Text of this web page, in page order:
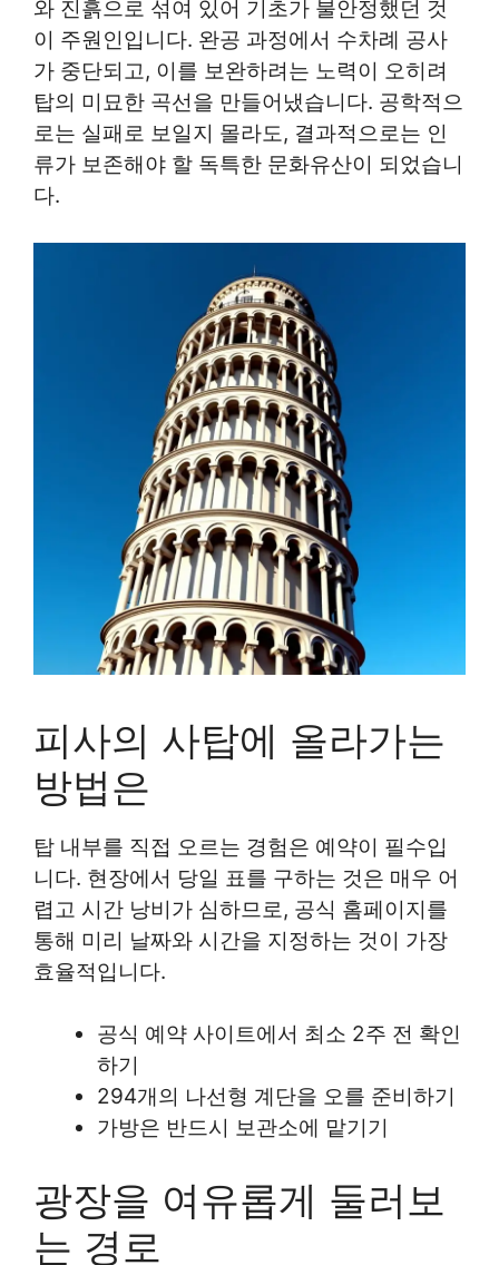
와 진흙으로 섞여 있어 기초가 불안정했던 것
이 주원인입니다. 완공 과정에서 수차례 공사
가 중단되고, 이를 보완하려는 노력이 오히려
탑의 미묘한 곡선을 만들어냈습니다. 공학적으
로는 실패로 보일지 몰라도, 결과적으로는 인
류가 보존해야 할 독특한 문화유산이 되었습니
다.
피사의 사탑에 올라가는
방법은
탑 내부를 직접 오르는 경험은 예약이 필수입
니다. 현장에서 당일 표를 구하는 것은 매우 어
렵고 시간 낭비가 심하므로, 공식 홈페이지를
통해 미리 날짜와 시간을 지정하는 것이 가장
효율적입니다.
공식 예약 사이트에서 최소 2주 전 확인
하기
294개의 나선형 계단을 오를 준비하기
가방은 반드시 보관소에 맡기기
광장을 여유롭게 둘러보
는 경로